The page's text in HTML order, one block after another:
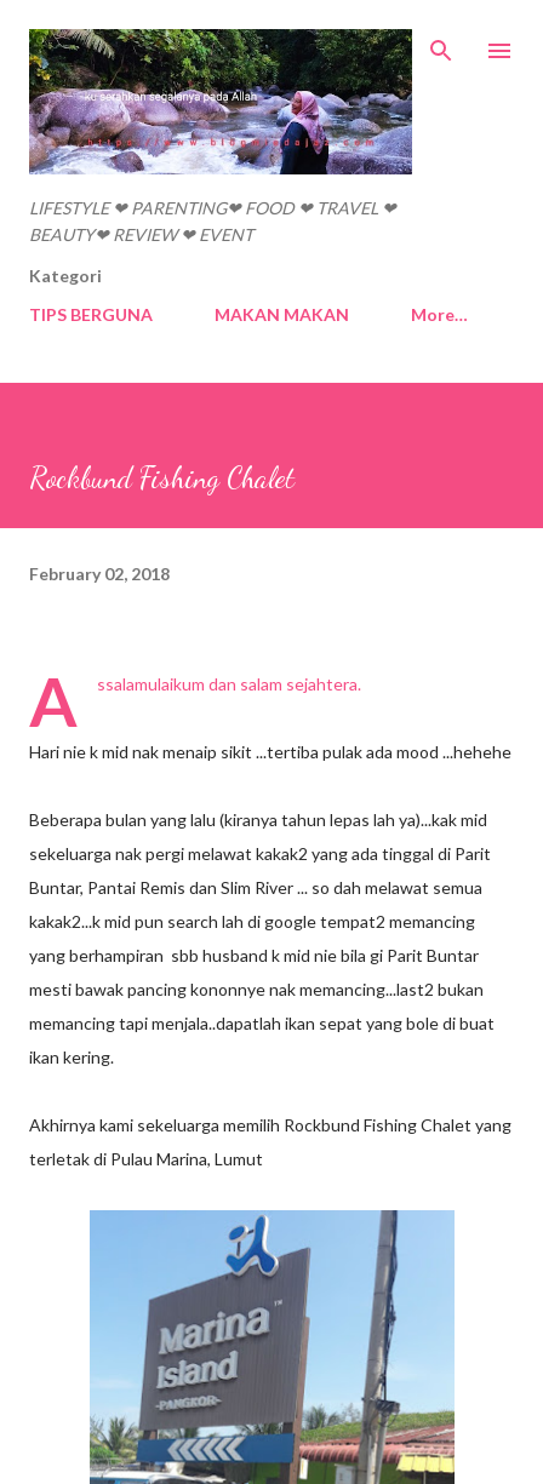
Skip to main content
LIFESTYLE ❤ PARENTING❤ FOOD ❤ TRAVEL ❤
BEAUTY❤ REVIEW ❤ EVENT
Kategori
TIPS BERGUNA
MAKAN MAKAN More…
Rockbund Fishing Chalet
February 02, 2018
A ssalamulaikum dan salam sejahtera.
Hari nie k mid nak menaip sikit ...tertiba pulak ada mood ...hehehe
Beberapa bulan yang lalu (kiranya tahun lepas lah ya)...kak mid
sekeluarga nak pergi melawat kakak2 yang ada tinggal di Parit
Buntar, Pantai Remis dan Slim River ... so dah melawat semua
kakak2...k mid pun search lah di google tempat2 memancing
yang berhampiran sbb husband k mid nie bila gi Parit Buntar
mesti bawak pancing kononnye nak memancing...last2 bukan
memancing tapi menjala..dapatlah ikan sepat yang bole di buat
ikan kering.
Akhirnya kami sekeluarga memilih Rockbund Fishing Chalet yang
terletak di Pulau Marina, Lumut